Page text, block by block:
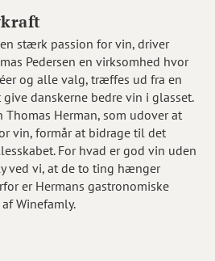
stærk passion for vin, driver
Pedersen en virksomhed hvor
og alle valg, træffes ud fra en
danskerne bedre vin i glasset.
Herman, som udover at
vin, formår at bidrage til det
For hvad er god vin uden
ved vi, at de to ting hænger
er Hermans gastronomiske
Winefamly.